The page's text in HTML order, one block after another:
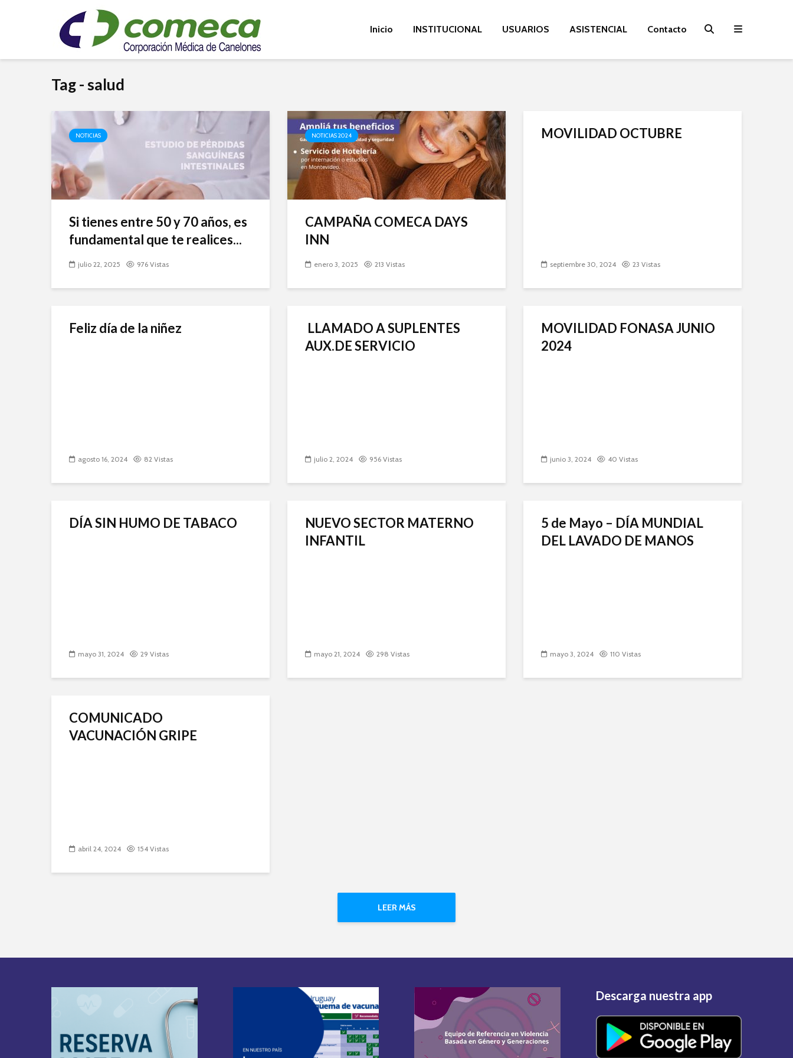
Inicio INSTITUCIONAL USUARIOS ASISTENCIAL Contacto
Tag - salud
NOTICIAS
Si tienes entre 50 y 70 años, es
fundamental que te realices...
julio 22, 2025 976 Vistas
NOTICIAS 2024
CAMPAÑA COMECA DAYS
INN
enero 3, 2025 213 Vistas
MOVILIDAD OCTUBRE
septiembre 30, 2024 23 Vistas
Feliz día de la niñez
agosto 16, 2024 82 Vistas
LLAMADO A SUPLENTES
AUX.DE SERVICIO
julio 2, 2024 956 Vistas
MOVILIDAD FONASA JUNIO
2024
junio 3, 2024 40 Vistas
DÍA SIN HUMO DE TABACO
mayo 31, 2024 29 Vistas
NUEVO SECTOR MATERNO
INFANTIL
mayo 21, 2024 298 Vistas
5 de Mayo – DÍA MUNDIAL
DEL LAVADO DE MANOS
mayo 3, 2024 110 Vistas
COMUNICADO
VACUNACIÓN GRIPE
abril 24, 2024 154 Vistas
LEER MÁS
Descarga nuestra app